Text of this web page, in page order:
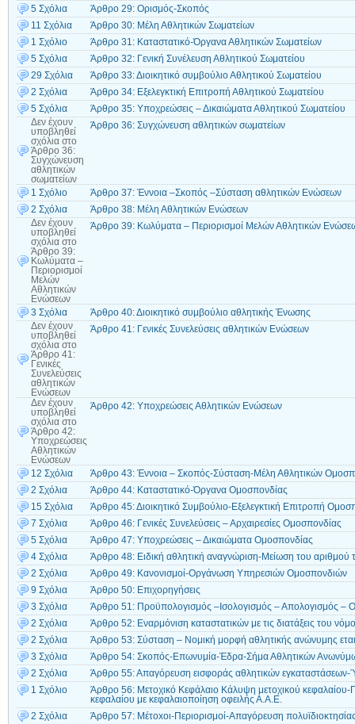
5 Σχόλια
Άρθρο 29: Ορισμός-Σκοπός
11 Σχόλια
Άρθρο 30: Μέλη Αθλητικών Σωματείων
1 Σχόλιο
Άρθρο 31: Καταστατικό-Όργανα Αθλητικών Σωματείων
5 Σχόλια
Άρθρο 32: Γενική Συνέλευση Αθλητικού Σωματείου
29 Σχόλια
Άρθρο 33: Διοικητικό συμβούλιο Αθλητικού Σωματείου
2 Σχόλια
Άρθρο 34: Εξελεγκτική Επιτροπή Αθλητικού Σωματείου
5 Σχόλια
Άρθρο 35: Υποχρεώσεις – Δικαιώματα Αθλητικού Σωματείου
Δεν έχουν
υποβληθεί
σχόλια στο
Άρθρο 36:
Συγχώνευση
αθλητικών
σωματείων
Άρθρο 36: Συγχώνευση αθλητικών σωματείων
1 Σχόλιο
Άρθρο 37: Έννοια –Σκοπός –Σύσταση αθλητικών Ενώσεων
2 Σχόλια
Άρθρο 38: Μέλη Αθλητικών Ενώσεων
Δεν έχουν
υποβληθεί
σχόλια στο
Άρθρο 39:
Κωλύματα –
Περιορισμοί
Μελών
Αθλητικών
Ενώσεων
Άρθρο 39: Κωλύματα – Περιορισμοί Μελών Αθλητικών
3 Σχόλια
Άρθρο 40: Διοικητικό συμβούλιο αθλητικής Ένωσης
Δεν έχουν
υποβληθεί
σχόλια στο
Άρθρο 41:
Γενικές
Συνελεύσεις
αθλητικών
Ενώσεων
Άρθρο 41: Γενικές Συνελεύσεις αθλητικών Ενώσεων
Δεν έχουν
υποβληθεί
σχόλια στο
Άρθρο 42:
Υποχρεώσεις
Αθλητικών
Ενώσεων
Άρθρο 42: Υποχρεώσεις Αθλητικών Ενώσεων
12 Σχόλια
Άρθρο 43: Έννοια – Σκοπός-Σύσταση-Μέλη Αθλητικών
2 Σχόλια
Άρθρο 44: Καταστατικό-Όργανα Ομοσπονδίας
15 Σχόλια
Άρθρο 45: Διοικητικό Συμβούλιο-Εξελεγκτική Επιτροπή
7 Σχόλια
Άρθρο 46: Γενικές Συνελεύσεις – Αρχαιρεσίες Ομοσπονδίας
5 Σχόλια
Άρθρο 47: Υποχρεώσεις – Δικαιώματα Ομοσπονδίας
4 Σχόλια
Άρθρο 48: Ειδική αθλητική αναγνώριση-Μείωση του αριθμού
2 Σχόλια
Άρθρο 49: Κανονισμοί-Οργάνωση Υπηρεσιών Ομοσπονδιών
9 Σχόλια
Άρθρο 50: Επιχορηγήσεις
3 Σχόλια
Άρθρο 51: Προϋπολογισμός –Ισολογισμός – Απολογισμός –
2 Σχόλια
Άρθρο 52: Εναρμόνιση καταστατικών με τις διατάξεις του
2 Σχόλια
Άρθρο 53: Σύσταση – Νομική μορφή αθλητικής ανώνυμης
3 Σχόλια
Άρθρο 54: Σκοπός-Επωνυμία-Έδρα-Σήμα Αθλητικών
2 Σχόλια
Άρθρο 55: Απαγόρευση εισφοράς αθλητικών
1 Σχόλιο
Άρθρο 56: Μετοχικό Κεφάλαιο Κάλυψη μετοχικού
κεφαλαίου με κεφαλαιοποίηση οφειλής Α.Α.Ε.
2 Σχόλια
Άρθρο 57: Mέτοxοι-Περιορισμοί-Απαγόρευση